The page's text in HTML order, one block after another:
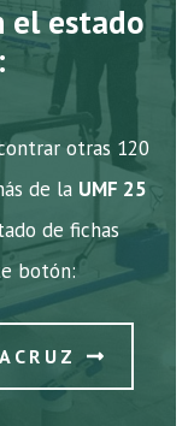
el estado
otras 120
de la UMF 25
de fichas
botón: